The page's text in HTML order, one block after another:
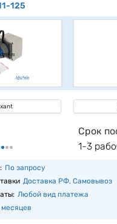
125
Срок
1-3
По запросу
Доставка РФ, Самовывоз
Любой вид платежа
месяцев